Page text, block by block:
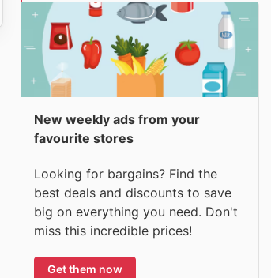
New weekly ads from your
favourite stores
Looking for bargains? Find the
best deals and discounts to save
big on everything you need. Don't
miss this incredible prices!
Get them now